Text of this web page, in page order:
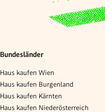
Bundesländer
Haus kaufen Wien
Haus kaufen Burgenland
Haus kaufen Kärnten
Haus kaufen Niederösterreich